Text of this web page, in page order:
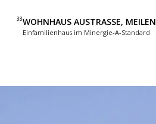
38WOHNHAUS AUSTRASSE, MEILEN
Einfamilienhaus im Minergie-A-Standard